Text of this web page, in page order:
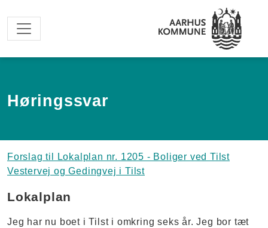
Høringssvar
Forslag til Lokalplan nr. 1205 - Boliger ved Tilst
Vestervej og Gedingvej i Tilst
Lokalplan
Jeg har nu boet i Tilst i omkring seks år. Jeg bor tæt